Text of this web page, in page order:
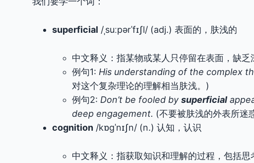
superficial /ˌsuːpərˈfɪʃl/ (adj.) 表面的，肤浅的
中文释义：指某物或某人只停留在表面，缺乏
例句1: His understanding of the complex
对这个复杂理论的理解相当肤浅。)
例句2: Don’t be fooled by superficial
deep engagement. (不要被肤浅的外表所迷
cognition /kɒɡˈnɪʃn/ (n.) 认知，认识
中文释义：指获取知识和理解的过程，包括